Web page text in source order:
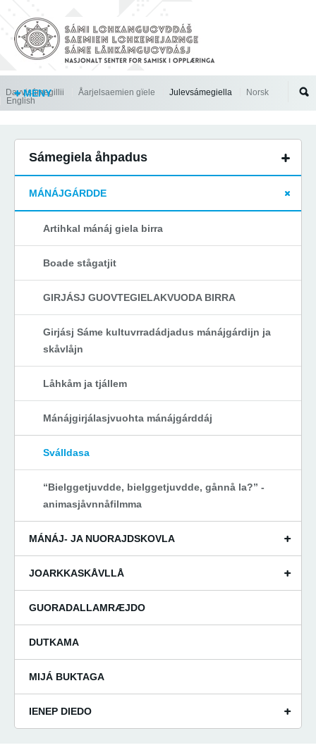
MENY
Davvisámegillii Åarjelsaemien gïele Julevsámegiella
Norsk
English
Sámegiela åhpadus
MÁNÁJGÁRDDE
Artihkal mánáj giela birra
Boade stågatjit
GIRJÁSJ GUOVTEGIELAKVUODA BIRRA
Girjásj Sáme kultuvrradádjadus mánájgárdijn ja
skåvlåjn
Låhkåm ja tjállem
Mánájgirjálasjvuohta mánájgárddáj
Sválldasa
“Bielggetjuvdde, bielggetjuvdde, gånnå la?” -
animasjåvnnåfilmma
MÁNÁJ- JA NUORAJDSKOVLA
JOARKKASKÅVLLÅ
GUORADALLAMRÆJDO
DUTKAMA
MIJÁ BUKTAGA
IENEP DIEDO